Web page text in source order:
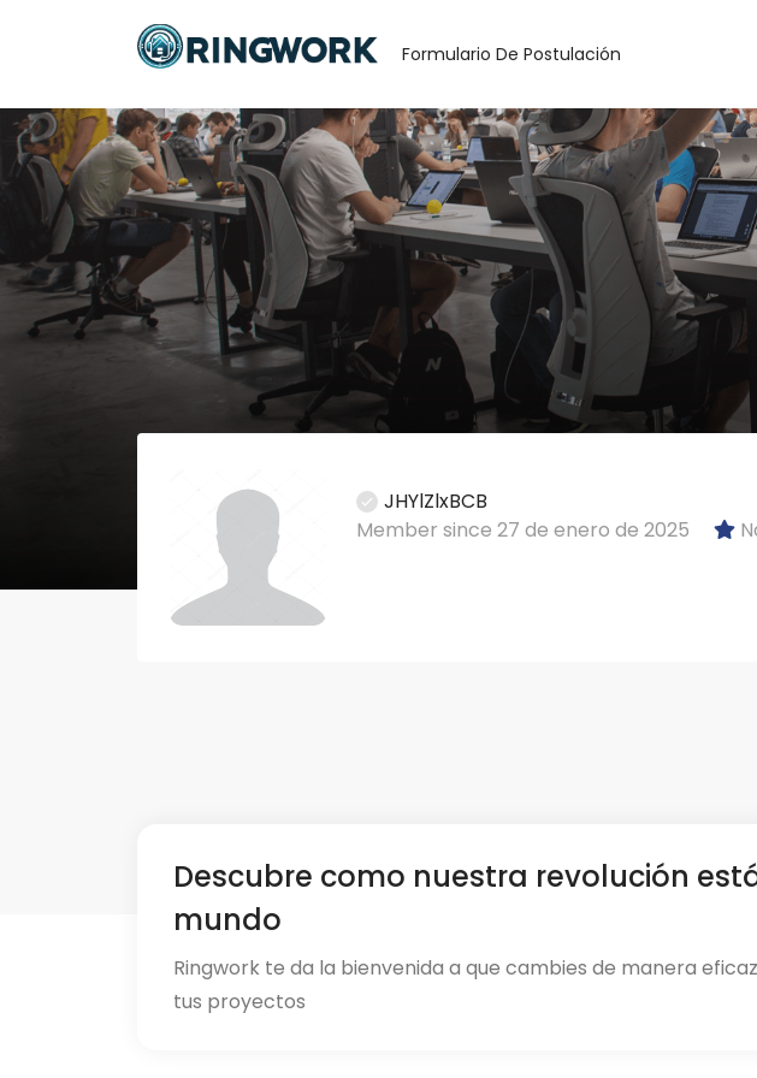
Formulario De Postulación
JHYlZlxBCB
Member since 27 de enero de 2025
Descubre como nuestra revolución
mundo
Ringwork te da la bienvenida a que cambies de manera
tus proyectos